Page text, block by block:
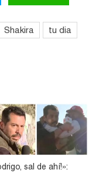
Shakira tu dia
sal de ahí!»: